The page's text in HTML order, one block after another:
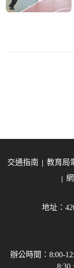
交通指南 教育局
地址：
辦公時間：8:00-